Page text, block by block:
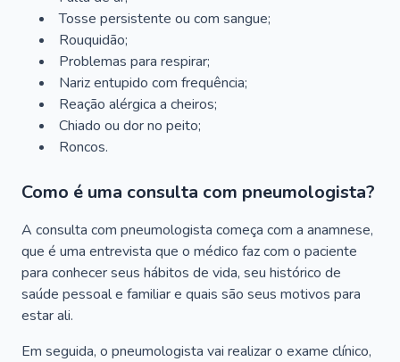
Tosse persistente ou com sangue;
Rouquidão;
Problemas para respirar;
Nariz entupido com frequência;
Reação alérgica a cheiros;
Chiado ou dor no peito;
Roncos.
Como é uma consulta com pneumologista?
A consulta com pneumologista começa com a anamnese,
que é uma entrevista que o médico faz com o paciente
para conhecer seus hábitos de vida, seu histórico de
saúde pessoal e familiar e quais são seus motivos para
estar ali.
Em seguida, o pneumologista vai realizar o exame clínico,